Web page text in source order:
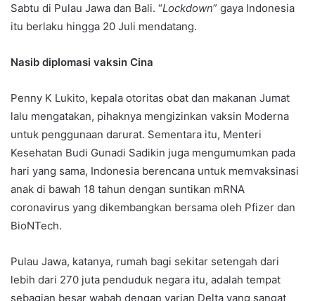
Sabtu di Pulau Jawa dan Bali. “Lockdown” gaya Indonesia
itu berlaku hingga 20 Juli mendatang.
Nasib diplomasi vaksin Cina
Penny K Lukito, kepala otoritas obat dan makanan Jumat
lalu mengatakan, pihaknya mengizinkan vaksin Moderna
untuk penggunaan darurat. Sementara itu, Menteri
Kesehatan Budi Gunadi Sadikin juga mengumumkan pada
hari yang sama, Indonesia berencana untuk memvaksinasi
anak di bawah 18 tahun dengan suntikan mRNA
coronavirus yang dikembangkan bersama oleh Pfizer dan
BioNTech.
Pulau Jawa, katanya, rumah bagi sekitar setengah dari
lebih dari 270 juta penduduk negara itu, adalah tempat
sebagian besar wabah dengan varian Delta yang sangat